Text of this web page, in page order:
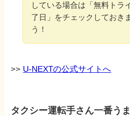
している場合は「無料トラ
了日」をチェックしておき
う！
>> U-NEXTの公式サイトへ
タクシー運転手さん一番う